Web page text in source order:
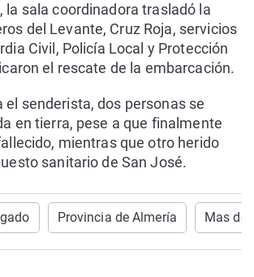
la sala coordinadora trasladó la
del Levante, Cruz Roja, servicios
Civil, Policía Local y Protección
el rescate de la embarcación.
el senderista, dos personas se
en tierra, pese a que finalmente
mientras que otro herido
sanitario de San José.
Provincia de Almería Mas de